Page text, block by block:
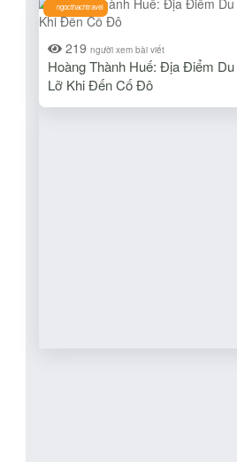
ngocthachtravel
219 người xem bài viết
Hoàng Thành Huế: Địa Điểm
Lỡ Khi Đến Cố Đô